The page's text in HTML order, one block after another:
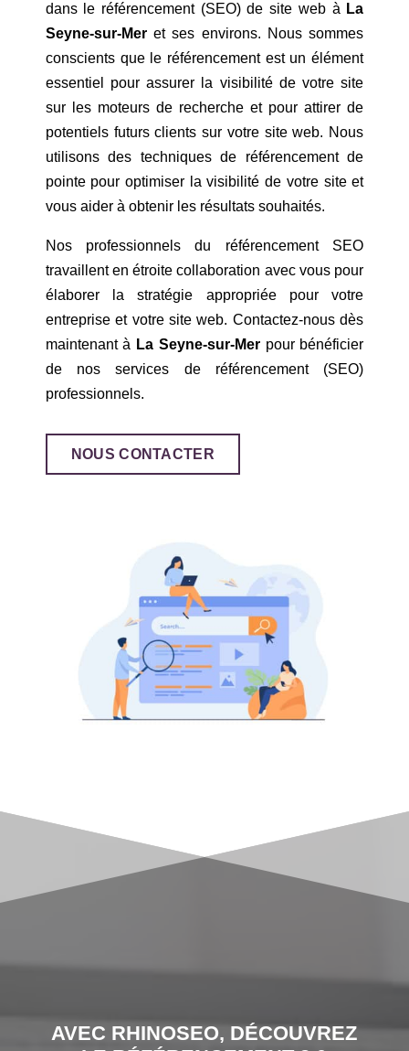
dans le référencement (SEO) de site web à La
Seyne-sur-Meret ses environs. Nous sommes
conscients que le référencement est un élément
essentiel pour assurer la visibilité de votre site
sur les moteurs de recherche et pour attirer de
potentiels futurs clients sur votre site web. Nous
utilisons des techniques de référencement de
pointe pour optimiser la visibilité de votre site et
vous aider à obtenir les résultats souhaités.
Nos professionnels du référencement SEO
travaillent en étroite collaboration avec vous pour
élaborer la stratégie appropriée pour votre
entreprise et votre site web. Contactez-nous dès
maintenant à La Seyne-sur-Merpour bénéficier
de nos services de référencement (SEO)
professionnels.
NOUS CONTACTER
AVEC RHINOSEO, DÉCOUVREZ